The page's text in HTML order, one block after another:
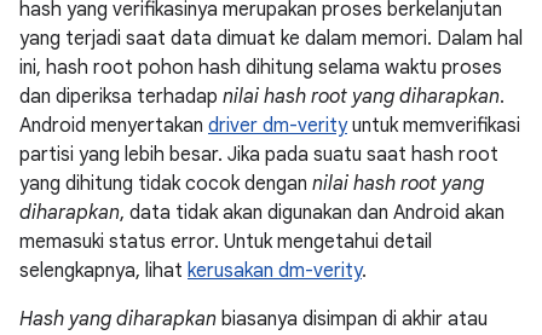
hash yang verifikasinya merupakan proses berkelanjutan
yang terjadi saat data dimuat ke dalam memori. Dalam hal
ini, hash root pohon hash dihitung selama waktu proses
dan diperiksa terhadap nilai hash root yang diharapkan.
Android menyertakan driver dm-verityuntuk memverifikasi
partisi yang lebih besar. Jika pada suatu saat hash root
yang dihitung tidak cocok dengan nilai hash root yang
diharapkan, data tidak akan digunakan dan Android akan
memasuki status error. Untuk mengetahui detail
selengkapnya, lihat kerusakan dm-verity.
Hash yang diharapkan biasanya disimpan di akhir atau